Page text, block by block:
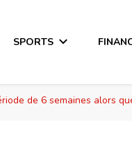
SPORTS
de 6 semaines alors